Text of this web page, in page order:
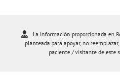
La información proporcionada en
planteada para apoyar, no
paciente / visitante de este